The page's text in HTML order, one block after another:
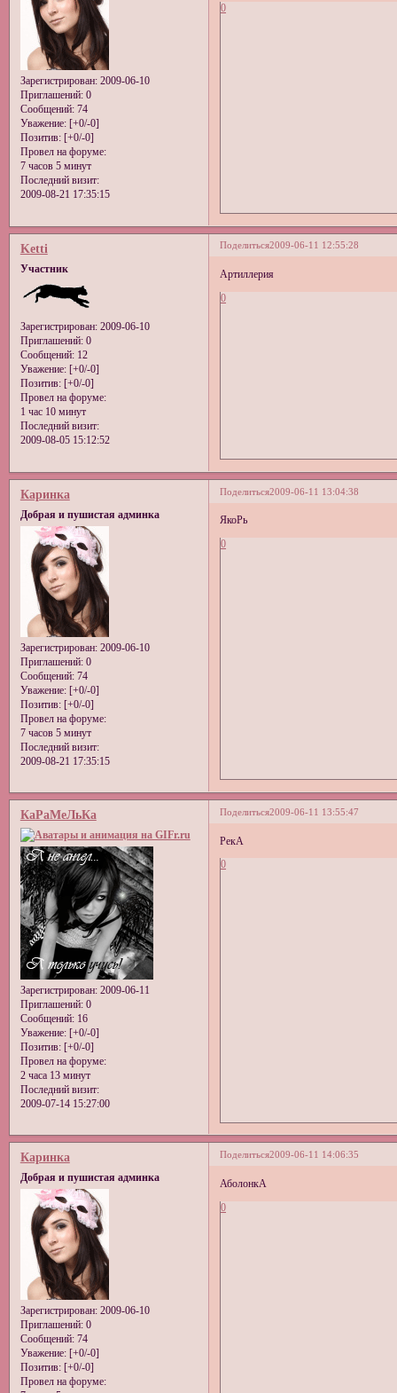
Зарегистрирован: 2009-06-10
Приглашений:0
Сообщений:74
Уважение: [+0/-0]
Позитив: [+0/-0]
Провел на форуме:
7 часов 5 минут
Последний визит:
2009-08-21 17:35:15
0
Поделиться2009-06-11 12:55:28
Ketti
Участник
Зарегистрирован: 2009-06-10
Приглашений:0
Сообщений:12
Уважение: [+0/-0]
Позитив: [+0/-0]
Провел на форуме:
1 час 10 минут
Последний визит:
2009-08-05 15:12:52
Артиллерия
0
Поделиться2009-06-11 13:04:38
Каринка
Добрая и пушистая админка
Зарегистрирован: 2009-06-10
Приглашений:0
Сообщений:74
Уважение: [+0/-0]
Позитив: [+0/-0]
Провел на форуме:
7 часов 5 минут
Последний визит:
2009-08-21 17:35:15
ЯкоРь
0
Поделиться2009-06-11 13:55:47
КаРаМеЛьКа
Зарегистрирован: 2009-06-11
Приглашений:0
Сообщений:16
Уважение: [+0/-0]
Позитив: [+0/-0]
Провел на форуме:
2 часа 13 минут
Последний визит:
2009-07-14 15:27:00
РекА
0
Поделиться2009-06-11 14:06:35
Каринка
Добрая и пушистая админка
Зарегистрирован: 2009-06-10
Приглашений:0
Сообщений:74
Уважение: [+0/-0]
Позитив: [+0/-0]
Провел на форуме:
АболонкА
0